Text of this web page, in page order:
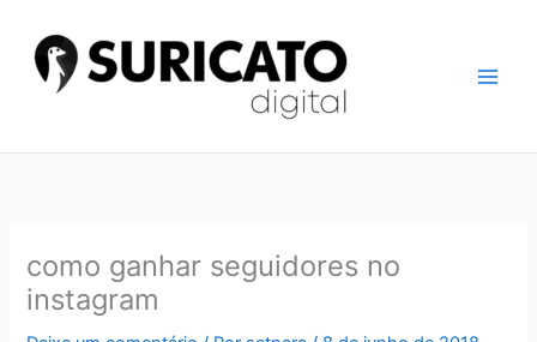
conteúdo
como ganhar seguidores no
instagram